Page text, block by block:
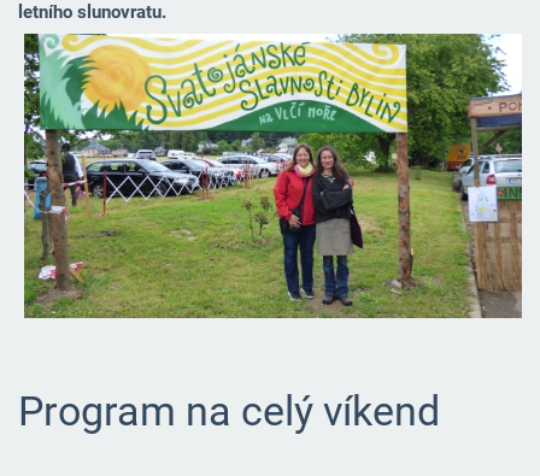
letního slunovratu.
Program na celý víkend